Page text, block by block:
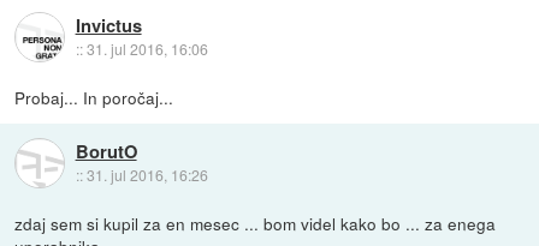
Invictus
::31. jul 2016, 16:06
Probaj... In poročaj...
BorutO
::31. jul 2016, 16:26
zdaj sem si kupil za en mesec ... bom videl kako bo ... za enega